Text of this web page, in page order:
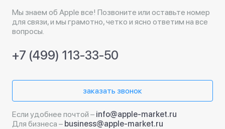
Мы знаем об Apple все! Позвоните или оставьте номер
для связи, и мы грамотно, четко и ясно ответим на все
вопросы.
+7 (499) 113-33-50
заказать звонок
Если удобнее почтой – info@apple-market.ru
Для бизнеса – business@apple-market.ru